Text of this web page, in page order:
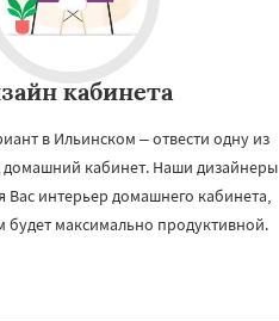
кабинета
в Ильинском – отвести одну из
домашний кабинет. Наши дизайнеры
Вас интерьер домашнего кабинета,
будет максимально продуктивной.